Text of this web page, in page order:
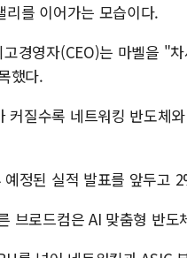
를 이어가는 모습이다.
경영자(CEO)는 마벨을 "
했다.
커질수록 네트워킹 반도체
정된 실적 발표를 앞두고
브로드컴은 AI 맞춤형 반